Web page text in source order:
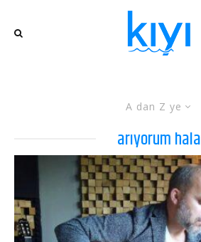
A dan Z ye
arıyorum hala